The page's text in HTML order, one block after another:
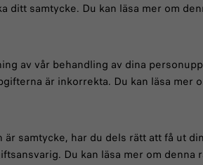
ditt samtycke. Du kan läsa mer om
av vår behandling av dina
är inkorrekta. Du kan läsa
samtycke, har du dels rätt att få ut
Du kan läsa mer om